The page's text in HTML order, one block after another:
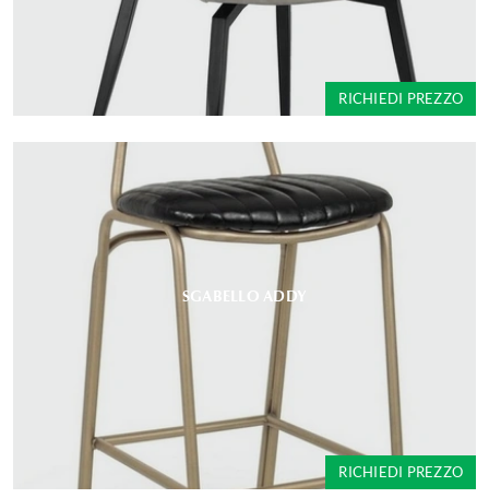
RICHIEDI PREZZO
SGABELLO ADDY
RICHIEDI PREZZO